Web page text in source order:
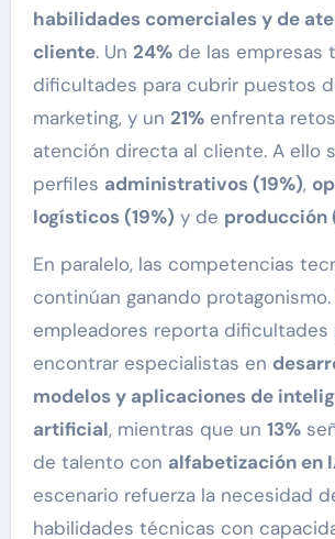
habilidades comerciales y de
cliente. Un 24%de las empresas
dificultades para cubrir puestos
marketing, y un 21%enfrenta
atención directa al cliente. A ello
perfiles administrativos (19%),
logísticos (19%) y de producción
En paralelo, las competencias
continúan ganando protagonismo.
empleadores reporta dificultades
encontrar especialistas en
modelos y aplicaciones de
artificial, mientras que un 13%
de talento con alfabetización en
escenario refuerza la necesidad
habilidades técnicas con